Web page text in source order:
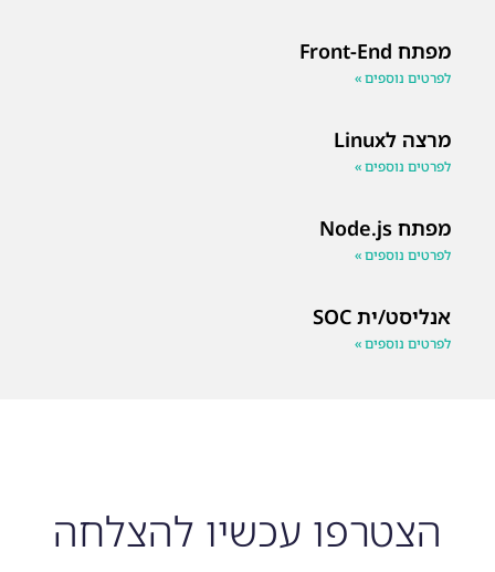
מפתח Front-End
לפרטים נוספים »
מרצה לLinux
לפרטים נוספים »
מפתח Node.js
לפרטים נוספים »
אנליסט/ית SOC
לפרטים נוספים »
הצטרפו עכשיו להצלחה